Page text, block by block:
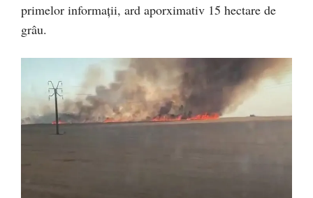
primelor informații, ard aporximativ 15 hectare de
grâu.